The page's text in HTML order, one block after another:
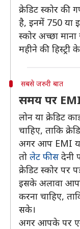
क्रेडिट स्कोर की
है, इनमें 750 या
स्कोर अच्छा
महीने की
सबसे जरुरी बात
समय पर
लोन या क्रेडिट
चाहिए, ताकि
अगर आप EMI
तो लेट फीसदेनी
क्रेडिट स्कोर पर
इसके अलावा
करना चाहिए,
सके।
अगर आपके पर एक